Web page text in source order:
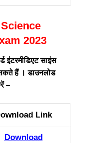
2023
इंटरमीडिएट साइंस
हैं । डाउनलोड
–
Link
Download